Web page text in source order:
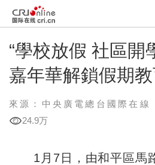
“學校放假 社區開
嘉年華解鎖假期
來源：中央廣電總台國際在線
24.9万
1月7日，由和平區馬